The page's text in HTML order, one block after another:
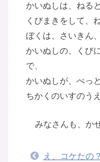
かいぬしは、ねる
くびまきをして、
ぼくは、さいきん
かいぬしの、くび
で、
かいぬしが、べっ
ちかくのいすのう
みなさんも、か
え、コケたの？